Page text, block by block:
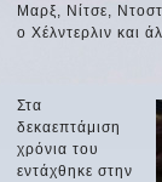
Μαρξ, Νίτσε,
ο Χέλντερλιν και
Στα
δεκαεπτάμιση
χρόνια του
εντάχθηκε στην